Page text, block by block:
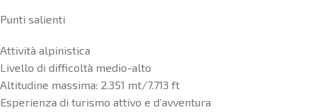
Punti salienti
Attività alpinistica
Livello di difficoltà medio-alto
Altitudine massima: 2.351 mt/7.713 ft
Esperienza di turismo attivo e d’avventura